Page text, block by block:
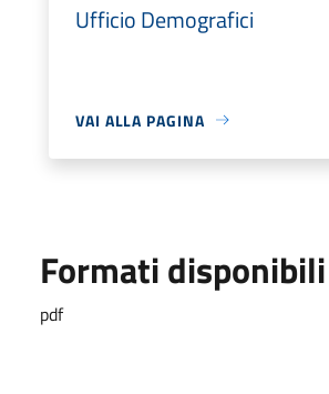
Ufficio Demografici
VAI ALLA PAGINA
Formati disponibili
pdf